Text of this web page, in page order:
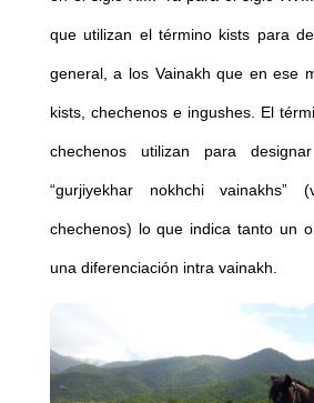
que utilizan el término kists para
general, a los Vainakh que en ese
kists, chechenos e ingushes. El
chechenos utilizan para
“gurjiyekhar nokhchi vainakhs”
chechenos) lo que indica tanto un
una diferenciación intra vainakh.